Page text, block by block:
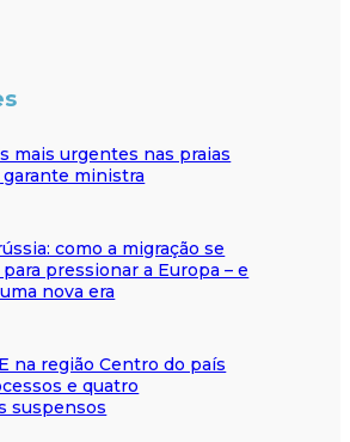
mais urgentes nas praias
ministra
como a migração se
pressionar a Europa – e
nova era
na região Centro do país
e quatro
suspensos